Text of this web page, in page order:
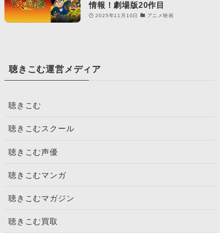
情報！劇場版20作目
2025年11月10日 アニメ映画
聴きこむ運営メディア
聴きこむ
聴きこむスクール
聴きこむ声優
聴きこむマンガ
聴きこむマガジン
聴きこむ買取